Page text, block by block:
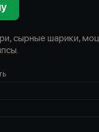
сырные шарики,